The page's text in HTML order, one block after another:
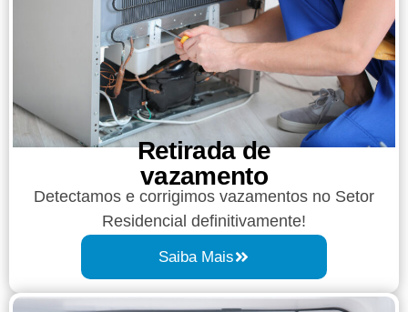
Retirada de
vazamento​​
Detectamos e corrigimos vazamentos no Setor
Residencial definitivamente!
Saiba Mais